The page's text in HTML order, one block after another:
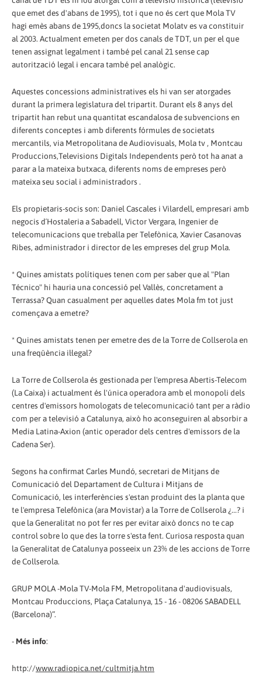
que emet des d'abans de 1995), tot i que no és cert que Mola TV
hagi emès abans de 1995,doncs la societat Molatv es va constituir
al 2003. Actualment emeten per dos canals de TDT, un per el que
tenen assignat legalment i també pel canal 21 sense cap
autorització legal i encara també pel analògic.
Aquestes concessions administratives els hi van ser atorgades
durant la primera legislatura del tripartit. Durant els 8 anys del
tripartit han rebut una quantitat escandalosa de subvencions en
diferents conceptes i amb diferents fórmules de societats
mercantils, via Metropolitana de Audiovisuals, Mola tv , Montcau
Produccions,Televisions Digitals Independents però tot ha anat a
parar a la mateixa butxaca, diferents noms de empreses però
mateixa seu social i administradors .
Els propietaris-socis son: Daniel Cascales i Vilardell, empresari amb
negocis d´Hostaleria a Sabadell, Victor Vergara, Ingenier de
telecomunicacions que treballa per Telefònica, Xavier Casanovas
Ribes, administrador i director de les empreses del grup Mola.
* Quines amistats polítiques tenen com per saber que al "Plan
Técnico" hi hauria una concessió pel Vallès, concretament a
Terrassa? Quan casualment per aquelles dates Mola fm tot just
començava a emetre?
* Quines amistats tenen per emetre des de la Torre de Collserola en
una freqüència il·legal?
La Torre de Collserola és gestionada per l'empresa Abertis-Telecom
(La Caixa) i actualment és l'única operadora amb el monopoli dels
centres d'emissors homologats de telecomunicació tant per a ràdio
com per a televisió a Catalunya, això ho aconseguiren al absorbir a
Media Latina-Axion (antic operador dels centres d'emissors de la
Cadena Ser).
Segons ha confirmat Carles Mundó, secretari de Mitjans de
Comunicació del Departament de Cultura i Mitjans de
Comunicació, les interferències s'estan produint des la planta que
te l'empresa Telefònica (ara Movistar) a la Torre de Collserola ¿...? i
que la Generalitat no pot fer res per evitar això doncs no te cap
control sobre lo que des la torre s'esta fent. Curiosa resposta quan
la Generalitat de Catalunya posseeix un 23% de les accions de Torre
de Collserola.
GRUP MOLA -Mola TV-Mola FM, Metropolitana d'audiovisuals,
Montcau Produccions, Plaça Catalunya, 15 - 16 - 08206 SABADELL
(Barcelona)”.
- Més info:
http://www.radiopica.net/cultmitja.htm